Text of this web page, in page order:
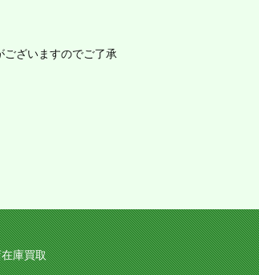
ございますのでご了承
庫買取